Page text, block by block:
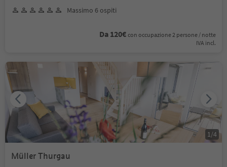
Massimo 6 ospiti
Da 120€ con occupazione 2 persone / notte
IVA incl.
Müller Thurgau
1 /4